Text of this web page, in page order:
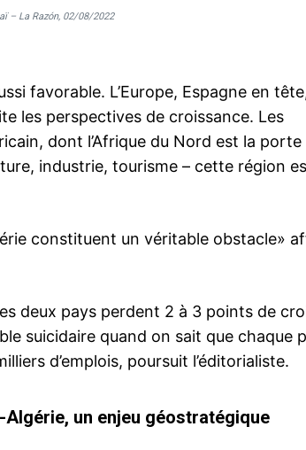
– La Razón, 02/08/2022
favorable. L’Europe, Espagne en
les perspectives de croissance. Les
dont l’Afrique du Nord est la porte
industrie, tourisme – cette région
constituent un véritable obstacle»
deux pays perdent 2 à 3 points de
suicidaire quand on sait que chaque
d’emplois, poursuit l’éditorialiste.
un enjeu géostratégique